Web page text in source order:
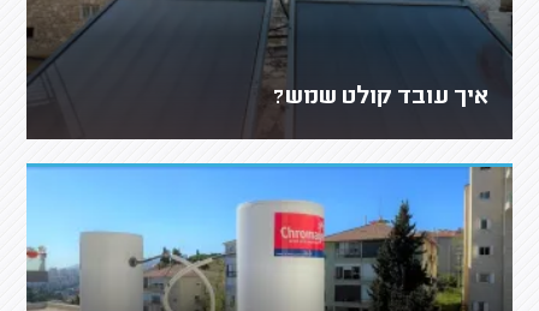
איך עובד קולט שמש?